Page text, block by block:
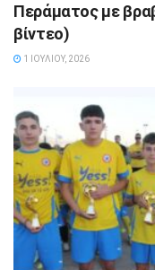
Περάματος με
βίντεο)
1 ΙΟΥΛΊΟΥ, 2026